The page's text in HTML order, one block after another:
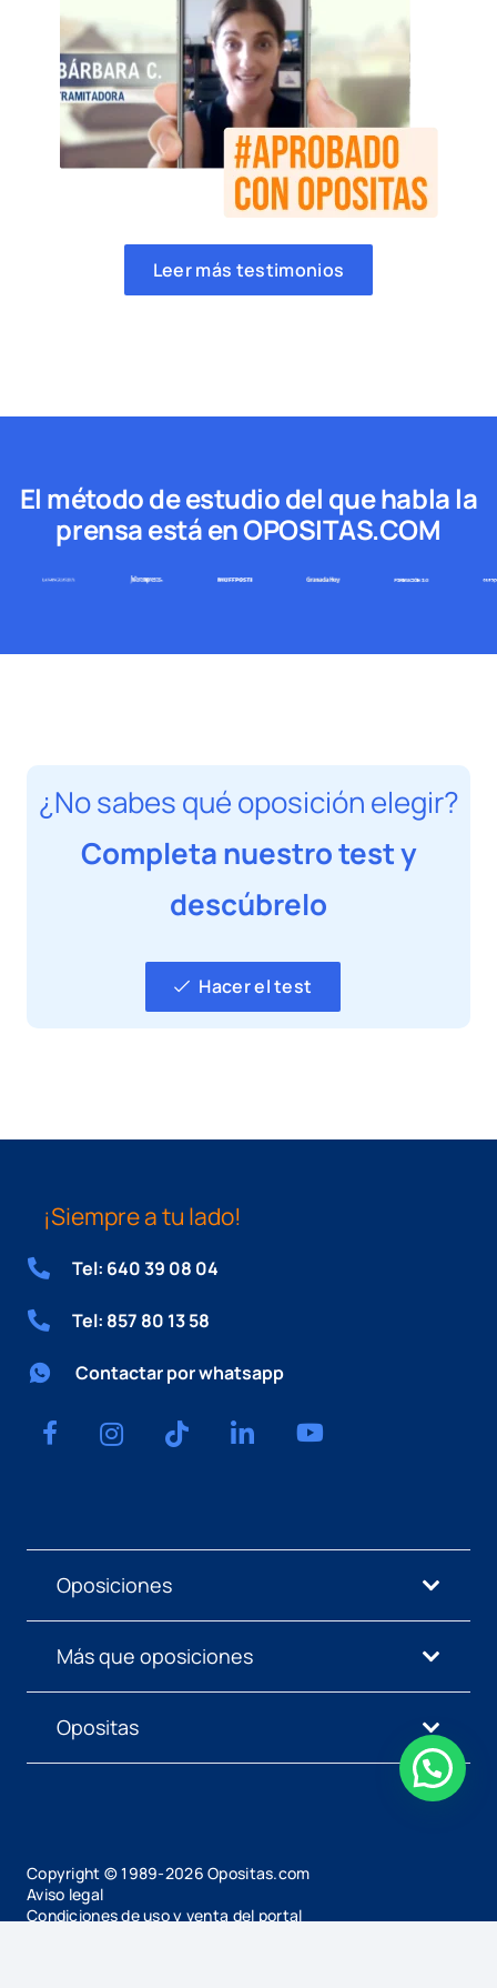
Leer más testimonios
El método de estudio del que habla la
prensa está en OPOSITAS.COM
¿No sabes qué oposición elegir?
Completa nuestro test y
descúbrelo
Hacer el test
¡Siempre a tu lado!
Tel: 640 39 08 04
Tel: 857 80 13 58
Contactar por whatsapp
Oposiciones
Más que oposiciones
Opositas
Copyright © 1989-2026 Opositas.com
Aviso legal
Condiciones de uso y venta del portal